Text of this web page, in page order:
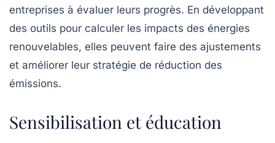
entreprises à évaluer leurs progrès. En développant
des outils pour calculer les impacts des énergies
renouvelables, elles peuvent faire des ajustements
et améliorer leur stratégie de réduction des
émissions.
Sensibilisation et éducation